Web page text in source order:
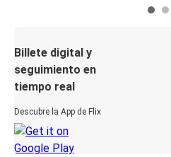
Billete digital y
seguimiento en
tiempo real
Descubre la App de Flix